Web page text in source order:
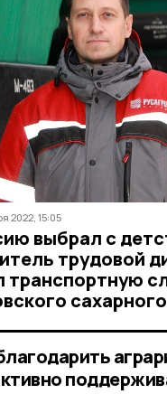
2022, 15:05
выбрал с
трудовой
транспортную